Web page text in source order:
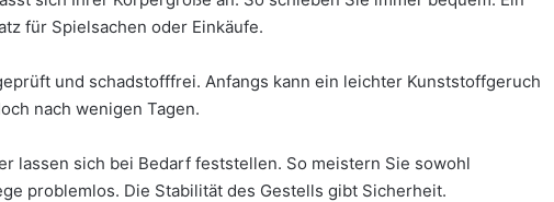
für Spielsachen oder Einkäufe.
und schadstofffrei. Anfangs kann ein leichter Kunststoffgeruch
nach wenigen Tagen.
lassen sich bei Bedarf feststellen. So meistern Sie sowohl
problemlos. Die Stabilität des Gestells gibt Sicherheit.